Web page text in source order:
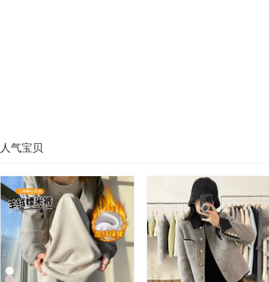
人气宝贝